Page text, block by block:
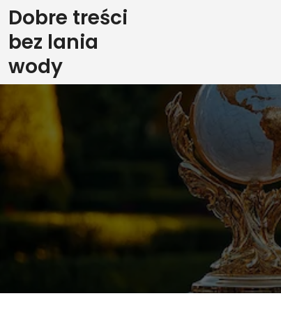
Skip
to
content
Dobre treści
bez lania
wody